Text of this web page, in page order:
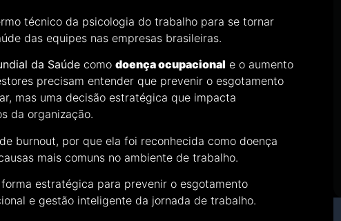
técnico da psicologia do trabalho para se tornar
das equipes nas empresas brasileiras.
da Saúde comodoença ocupacional e o aumento
precisam entender que prevenir o esgotamento
mas uma decisão estratégica que impacta
da organização.
burnout, por que ela foi reconhecida como doença
mais comuns no ambiente de trabalho.
estratégica para prevenir o esgotamento
e gestão inteligente da jornada de trabalho.